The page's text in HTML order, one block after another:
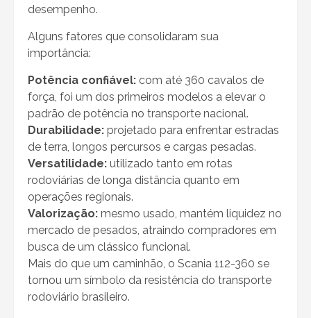
desempenho.
Alguns fatores que consolidaram sua
importância:
Potência confiável: com até 360 cavalos de
força, foi um dos primeiros modelos a elevar o
padrão de potência no transporte nacional.
Durabilidade: projetado para enfrentar estradas
de terra, longos percursos e cargas pesadas.
Versatilidade: utilizado tanto em rotas
rodoviárias de longa distância quanto em
operações regionais.
Valorização: mesmo usado, mantém liquidez no
mercado de pesados, atraindo compradores em
busca de um clássico funcional.
Mais do que um caminhão, o Scania 112-360 se
tornou um símbolo da resistência do transporte
rodoviário brasileiro.